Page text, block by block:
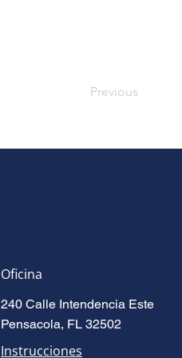
Previous
Oficina
240 Calle Intendencia Este
Pensacola, FL 32502
Instrucciones